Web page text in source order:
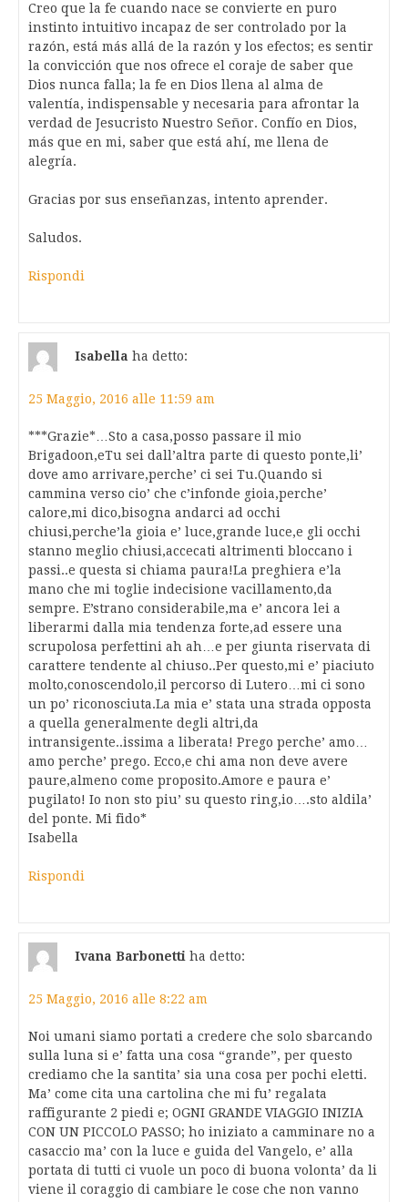
Creo que la fe cuando nace se convierte en puro
instinto intuitivo incapaz de ser controlado por la
razón, está más allá de la razón y los efectos; es sentir
la convicción que nos ofrece el coraje de saber que
Dios nunca falla; la fe en Dios llena al alma de
valentía, indispensable y necesaria para afrontar la
verdad de Jesucristo Nuestro Señor. Confío en Dios,
más que en mi, saber que está ahí, me llena de
alegría.
Gracias por sus enseñanzas, intento aprender.
Saludos.
Rispondi
Isabella ha detto:
25 Maggio, 2016 alle 11:59 am
***Grazie*…Sto a casa,posso passare il mio
Brigadoon,eTu sei dall’altra parte di questo ponte,li’
dove amo arrivare,perche’ ci sei Tu.Quando si
cammina verso cio’ che c’infonde gioia,perche’
calore,mi dico,bisogna andarci ad occhi
chiusi,perche’la gioia e’ luce,grande luce,e gli occhi
stanno meglio chiusi,accecati altrimenti bloccano i
passi..e questa si chiama paura!La preghiera e’la
mano che mi toglie indecisione vacillamento,da
sempre. E’strano considerabile,ma e’ ancora lei a
liberarmi dalla mia tendenza forte,ad essere una
scrupolosa perfettini ah ah…e per giunta riservata di
carattere tendente al chiuso..Per questo,mi e’ piaciuto
molto,conoscendolo,il percorso di Lutero…mi ci sono
un po’ riconosciuta.La mia e’ stata una strada opposta
a quella generalmente degli altri,da
intransigente..issima a liberata! Prego perche’ amo…
amo perche’ prego. Ecco,e chi ama non deve avere
paure,almeno come proposito.Amore e paura e’
pugilato! Io non sto piu’ su questo ring,io….sto aldila’
del ponte. Mi fido*
Isabella
Rispondi
Ivana Barbonetti ha detto:
25 Maggio, 2016 alle 8:22 am
Noi umani siamo portati a credere che solo sbarcando
sulla luna si e’ fatta una cosa “grande”, per questo
crediamo che la santita’ sia una cosa per pochi eletti.
Ma’ come cita una cartolina che mi fu’ regalata
raffigurante 2 piedi e; OGNI GRANDE VIAGGIO INIZIA
CON UN PICCOLO PASSO; ho iniziato a camminare no a
casaccio ma’ con la luce e guida del Vangelo, e’ alla
portata di tutti ci vuole un poco di buona volonta’ da li
viene il coraggio di cambiare le cose che non vanno